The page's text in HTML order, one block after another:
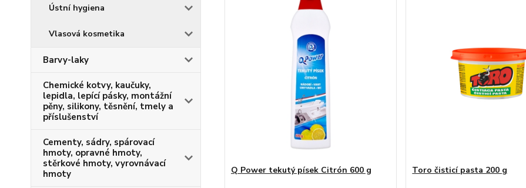
Ústní hygiena
Vlasová kosmetika
Barvy-laky
Chemické kotvy, kaučuky,
lepidla, lepící pásky, montážní
pěny, silikony, těsnění, tmely a
příslušenství
Cementy, sádry, spárovací
hmoty, opravné hmoty,
stěrkové hmoty, vyrovnávací
hmoty
Q Power tekutý písek Citrón 600 g Toro čisticí pasta 200 g